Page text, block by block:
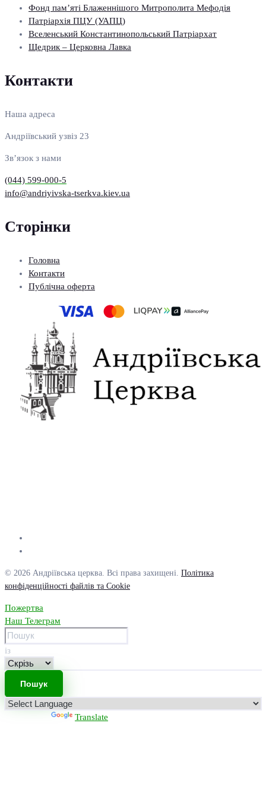
Фонд пам’яті Блаженнішого Митрополита Мефодія
Патріархія ПЦУ (УАПЦ)
Вселенський Константинопольський Патріархат
Щедрик – Церковна Лавка
Контакти
Наша адреса
Андріївський узвіз 23
Зв’язок з нами
(044) 599-000-5
info@andriyivska-tserkva.kiev.ua
Сторінки
Головна
Контакти
Публічна оферта
© 2026 Андріївська церква. Всі права захищені. Політика
конфіденційності файлів та Cookie
Пожертва
Наш Телеграм
із
Translate